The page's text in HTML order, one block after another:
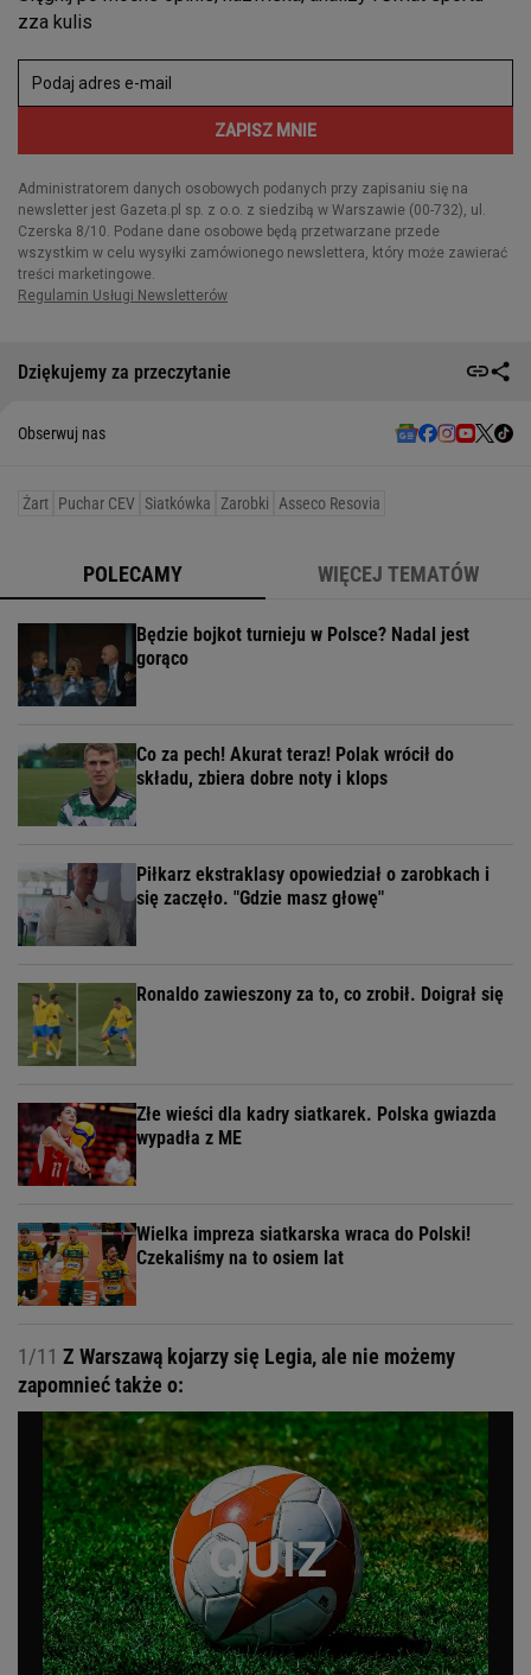
Dziękujemy za przeczytanie
Obserwuj nas
Żart Puchar CEV Siatkówka Zarobki Asseco Resovia
POLECAMY WIĘCEJ TEMATÓW
Będzie bojkot turnieju w Polsce? Nadal jest
gorąco
Co za pech! Akurat teraz! Polak wrócił do
składu, zbiera dobre noty i klops
Piłkarz ekstraklasy opowiedział o zarobkach i
się zaczęło. "Gdzie masz głowę"
Ronaldo zawieszony za to, co zrobił. Doigrał się
Złe wieści dla kadry siatkarek. Polska gwiazda
wypadła z ME
Wielka impreza siatkarska wraca do Polski!
Czekaliśmy na to osiem lat
1/11 Z Warszawą kojarzy się Legia, ale nie możemy
zapomnieć także o: